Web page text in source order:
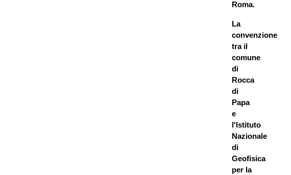
Roma.
La
convenzione
tra il
comune
di
Rocca
di
Papa
e
l'Istituto
Nazionale
di
Geofisica
per la